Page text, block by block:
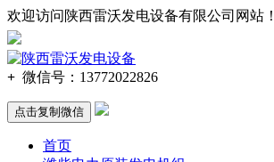
欢迎访问陕西雷沃发电设备有限公司网站
+ 微信号： 13772022826
点击复制微信
首页